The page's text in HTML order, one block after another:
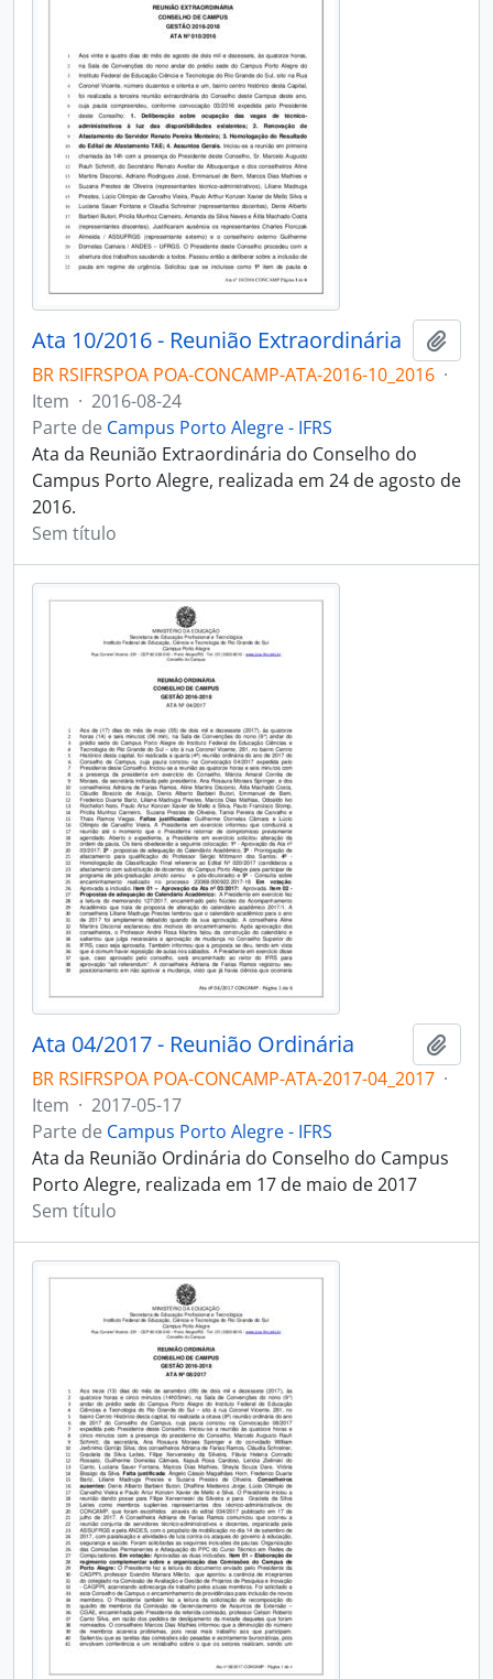
Ata 10/2016 - Reunião Extraordinária
BR RSIFRSPOA POA-CONCAMP-ATA-2016-10_2016 ·
Item · 2016-08-24
Parte de Campus Porto Alegre - IFRS
Ata da Reunião Extraordinária do Conselho do
Campus Porto Alegre, realizada em 24 de agosto de
2016.
Sem título
Ata 04/2017 - Reunião Ordinária
BR RSIFRSPOA POA-CONCAMP-ATA-2017-04_2017 ·
Item · 2017-05-17
Parte de Campus Porto Alegre - IFRS
Ata da Reunião Ordinária do Conselho do Campus
Porto Alegre, realizada em 17 de maio de 2017
Sem título